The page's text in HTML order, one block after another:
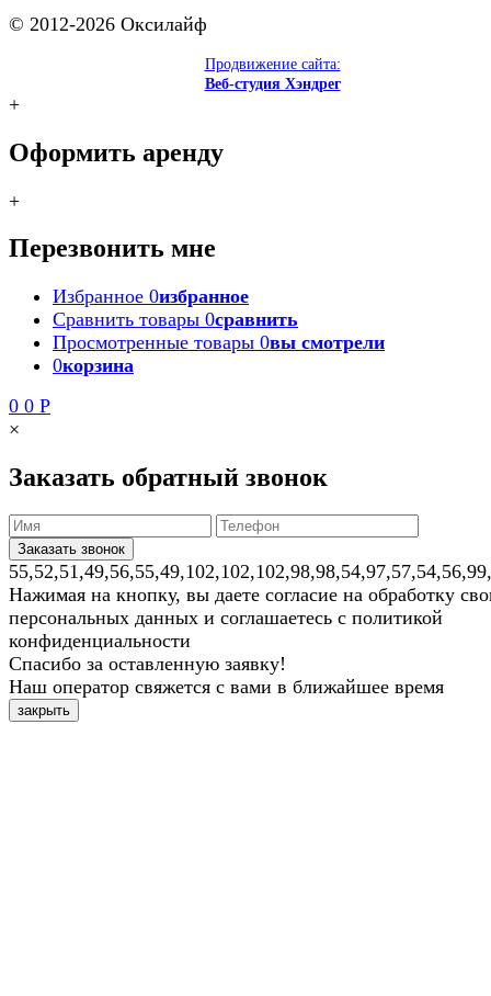
© 2012-2026 Оксилайф
Продвижение сайта:
Веб-студия Хэндрег
+
Оформить аренду
+
Перезвонить мне
Избранное 0избранное
Сравнить товары 0сравнить
Просмотренные товары 0вы смотрели
0корзина
0 0 Р
×
Заказать обратный звонок
Нажимая на кнопку, вы даете согласие на обработку
персональных данных и соглашаетесь с политикой
конфиденциальности
Спасибо за оставленную заявку!
Наш оператор свяжется с вами в ближайшее время
закрыть